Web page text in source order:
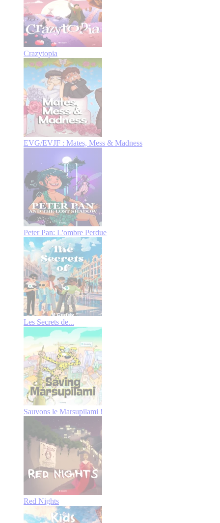
Crazytopia
EVG/EVJF : Mates, Mess & Madness
Peter Pan: L'ombre Perdue
Les Secrets de...
Sauvons le Marsupilami !
Red Nights